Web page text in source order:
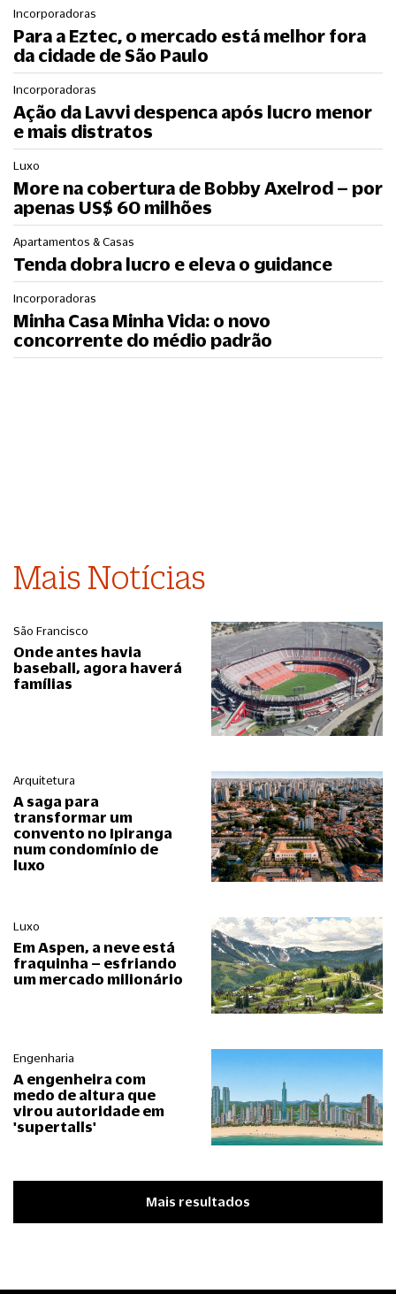
Incorporadoras
Para a Eztec, o mercado está melhor fora
da cidade de São Paulo
Incorporadoras
Ação da Lavvi despenca após lucro menor
e mais distratos
Luxo
More na cobertura de Bobby Axelrod – por
apenas US$ 60 milhões
Apartamentos & Casas
Tenda dobra lucro e eleva o guidance
Incorporadoras
Minha Casa Minha Vida: o novo
concorrente do médio padrão
Mais Notícias
São Francisco
Onde antes havia
baseball, agora haverá
famílias
Arquitetura
A saga para
transformar um
convento no Ipiranga
num condomínio de
luxo
Luxo
Em Aspen, a neve está
fraquinha – esfriando
um mercado milionário
Engenharia
A engenheira com
medo de altura que
virou autoridade em
'supertalls'
Mais resultados